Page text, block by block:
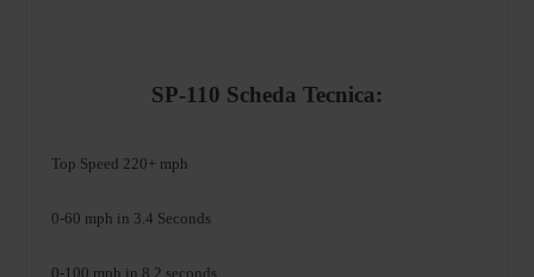
SP-110 Scheda Tecnica:
Top Speed 220+ mph
0-60 mph in 3.4 Seconds
0-100 mph in 8.2 seconds